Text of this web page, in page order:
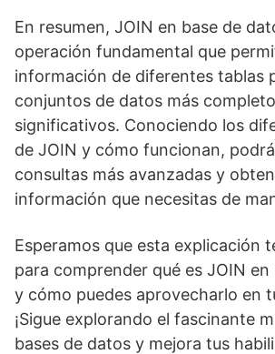
En resumen, JOIN en base de
operación fundamental que
información de diferentes tablas
conjuntos de datos más
significativos. Conociendo los
de JOIN y cómo funcionan,
consultas más avanzadas y
información que necesitas de
Esperamos que esta explicación
para comprender qué es JOIN
y cómo puedes aprovecharlo en
¡Sigue explorando el fascinante
bases de datos y mejora tus